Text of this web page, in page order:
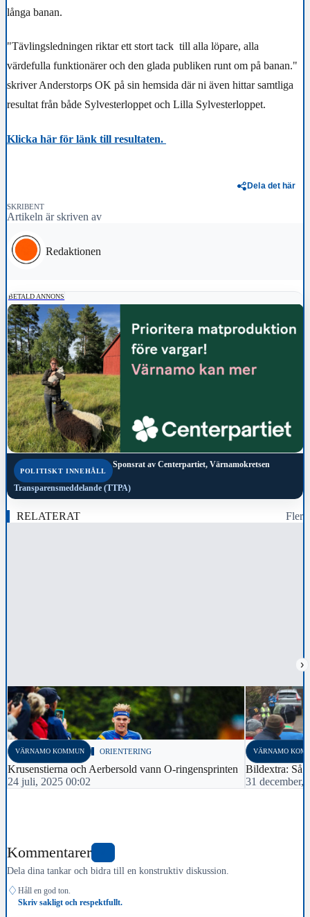
långa banan.
"Tävlingsledningen riktar ett stort tack till alla löpare, alla
värdefulla funktionärer och den glada publiken runt om på banan."
skriver Anderstorps OK på sin hemsida där ni även hittar samtliga
resultat från både Sylvesterloppet och Lilla Sylvesterloppet.
Klicka här för länk till resultaten.
Dela det här
SKRIBENT
Artikeln är skriven av
Redaktionen
BETALD ANNONS
POLITISKT INNEHÅLL
Sponsrat av Centerpartiet, Värnamokretsen
Transparensmeddelande (TTPA)
RELATERAT Fler
›
VÄRNAMO KOMMUN ORIENTERING
Krusenstierna och Aerbersold vann O-ringensprinten
24 juli, 2025 00:02
VÄRNAMO
Bildextra: Så
31 december,
Kommentarer
Dela dina tankar och bidra till en konstruktiv diskussion.
♢ Håll en god ton.
Skriv sakligt och respektfullt.